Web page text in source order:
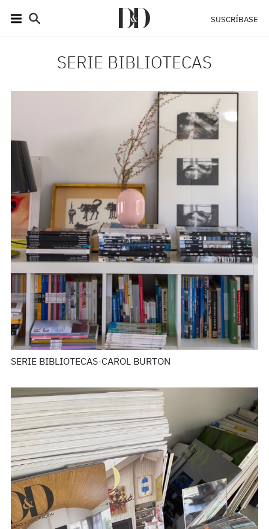
SUSCRÍBASE
SERIE BIBLIOTECAS
SERIE BIBLIOTECAS-CAROL BURTON